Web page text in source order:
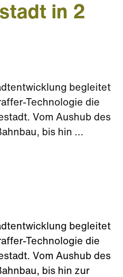
in 2
begleitet
Technologie die
Vom Aushub des
bis hin ...
begleitet
Technologie die
Vom Aushub des
bis hin zur